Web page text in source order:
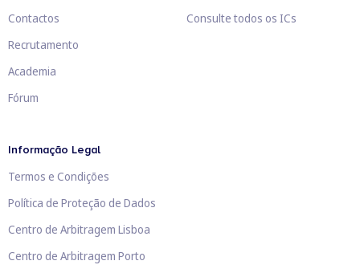
Contactos
Recrutamento
Academia
Fórum
Consulte todos os ICs
Informação Legal
Termos e Condições
Política de Proteção de Dados
Centro de Arbitragem Lisboa
Centro de Arbitragem Porto